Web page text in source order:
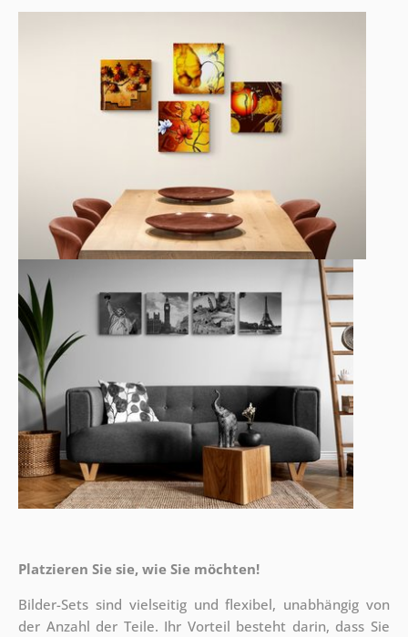
Platzieren Sie sie, wie Sie möchten!
Bilder-Sets sind vielseitig und flexibel, unabhängig von
der Anzahl der Teile. Ihr Vorteil besteht darin, dass Sie